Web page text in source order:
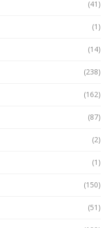
(41)
(1)
(14)
(238)
(162)
(87)
(2)
(1)
(150)
(51)